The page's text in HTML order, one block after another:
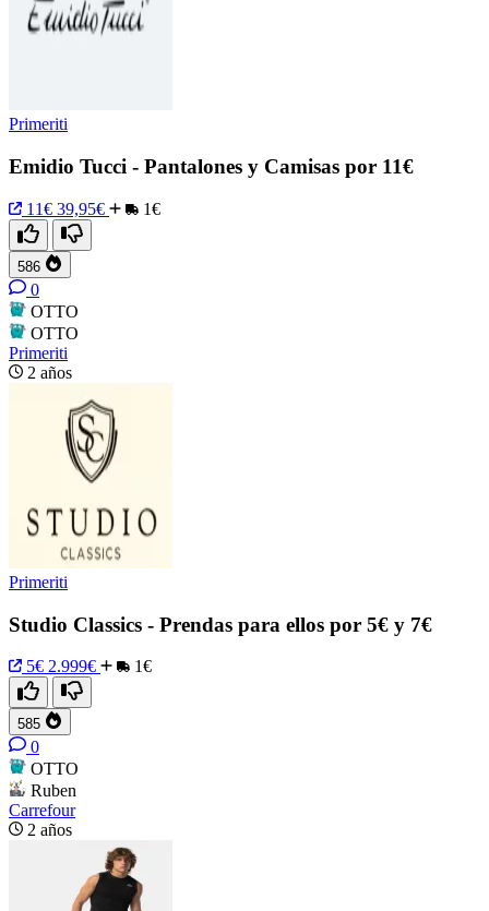
Primeriti
Emidio Tucci - Pantalones y Camisas por 11€
11€ 39,95€ 1€
586
0
OTTO
OTTO
Primeriti
2 años
Primeriti
Studio Classics - Prendas para ellos por 5€ y 7€
5€ 2.999€ 1€
585
0
OTTO
Ruben
Carrefour
2 años